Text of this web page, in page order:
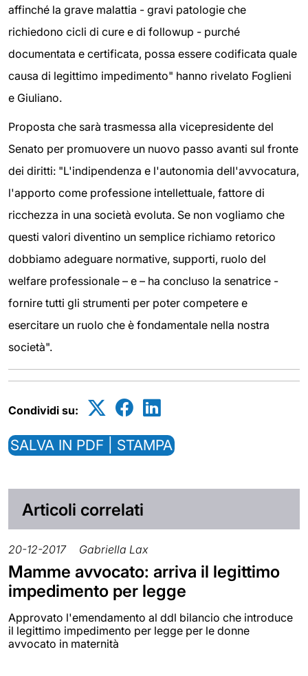
affinché la grave malattia - gravi patologie che
richiedono cicli di cure e di followup - purché
documentata e certificata, possa essere codificata quale
causa di legittimo impedimento" hanno rivelato Foglieni
e Giuliano.
Proposta che sarà trasmessa alla vicepresidente del
Senato per promuovere un nuovo passo avanti sul fronte
dei diritti: "L'indipendenza e l'autonomia dell'avvocatura,
l'apporto come professione intellettuale, fattore di
ricchezza in una società evoluta. Se non vogliamo che
questi valori diventino un semplice richiamo retorico
dobbiamo adeguare normative, supporti, ruolo del
welfare professionale – e – ha concluso la senatrice -
fornire tutti gli strumenti per poter competere e
esercitare un ruolo che è fondamentale nella nostra
società".
Condividi su:
SALVA IN PDF | STAMPA
Articoli correlati
20-12-2017 Gabriella Lax
Mamme avvocato: arriva il legittimo
impedimento per legge
Approvato l'emendamento al ddl bilancio che introduce
il legittimo impedimento per legge per le donne
avvocato in maternità